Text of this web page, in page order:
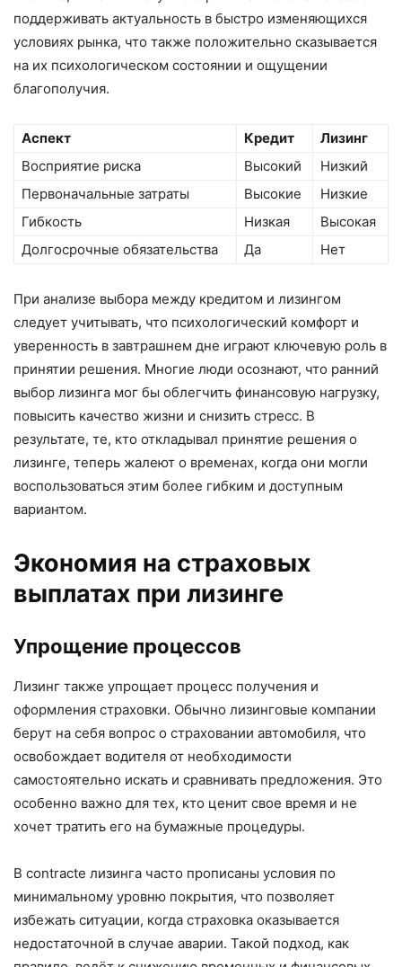
поддерживать актуальность в быстро изменяющихся
условиях рынка, что также положительно сказывается
на их психологическом состоянии и ощущении
благополучия.
Аспект Кредит
Лизинг
Восприятие риска
Высокий
Низкий
Первоначальные затраты
Высокие
Низкие
Гибкость
Низкая
Высокая
Долгосрочные обязательства
Да Нет
При анализе выбора между кредитом и лизингом
следует учитывать, что психологический комфорт и
уверенность в завтрашнем дне играют ключевую роль в
принятии решения. Многие люди осознают, что ранний
выбор лизинга мог бы облегчить финансовую нагрузку,
повысить качество жизни и снизить стресс. В
результате, те, кто откладывал принятие решения о
лизинге, теперь жалеют о временах, когда они могли
воспользоваться этим более гибким и доступным
вариантом.
Экономия на страховых
выплатах при лизинге
Упрощение процессов
Лизинг также упрощает процесс получения и
оформления страховки. Обычно лизинговые компании
берут на себя вопрос о страховании автомобиля, что
освобождает водителя от необходимости
самостоятельно искать и сравнивать предложения. Это
особенно важно для тех, кто ценит свое время и не
хочет тратить его на бумажные процедуры.
В contractе лизинга часто прописаны условия по
минимальному уровню покрытия, что позволяет
избежать ситуации, когда страховка оказывается
недостаточной в случае аварии. Такой подход, как